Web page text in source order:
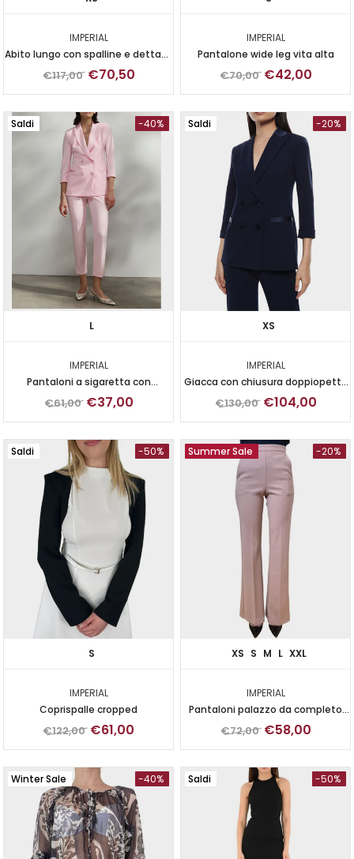
IMPERIAL
Abito lungo con spalline e dettagli
in pizzo
€117,00 €70,50
IMPERIAL
Pantalone wide leg vita alta
€70,00 €42,00
Saldi -40%
L
IMPERIAL
Pantaloni a sigaretta con
dettaglio in raso
€61,00 €37,00
Saldi -20%
XS
IMPERIAL
Giacca con chiusura doppiopetto
e dettagli satinati
€130,00 €104,00
Saldi -50%
S
IMPERIAL
Coprispalle cropped
€122,00 €61,00
Summer Sale -20%
XS S M L XXL
IMPERIAL
Pantaloni palazzo da completo
cipria
€72,00 €58,00
Winter Sale -40% Saldi -50%